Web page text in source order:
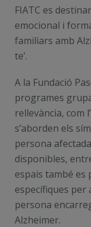
FIATC es
emocional i
familiars amb
te’.
A la Fundació
programes
rellevància, com
s’aborden els
persona
disponibles,
espais també
específiques per
persona
Alzheimer.